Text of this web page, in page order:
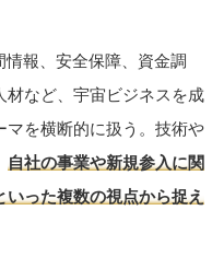
報、安全保障、資金調
材など、宇宙ビジネスを成
マを横断的に扱う。技術や
自社の事業や新規参入に関
った複数の視点から捉え